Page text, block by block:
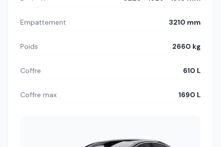
Empattement 3210 mm
Poids 2660 kg
Coffre 610 L
Coffre max 1690 L